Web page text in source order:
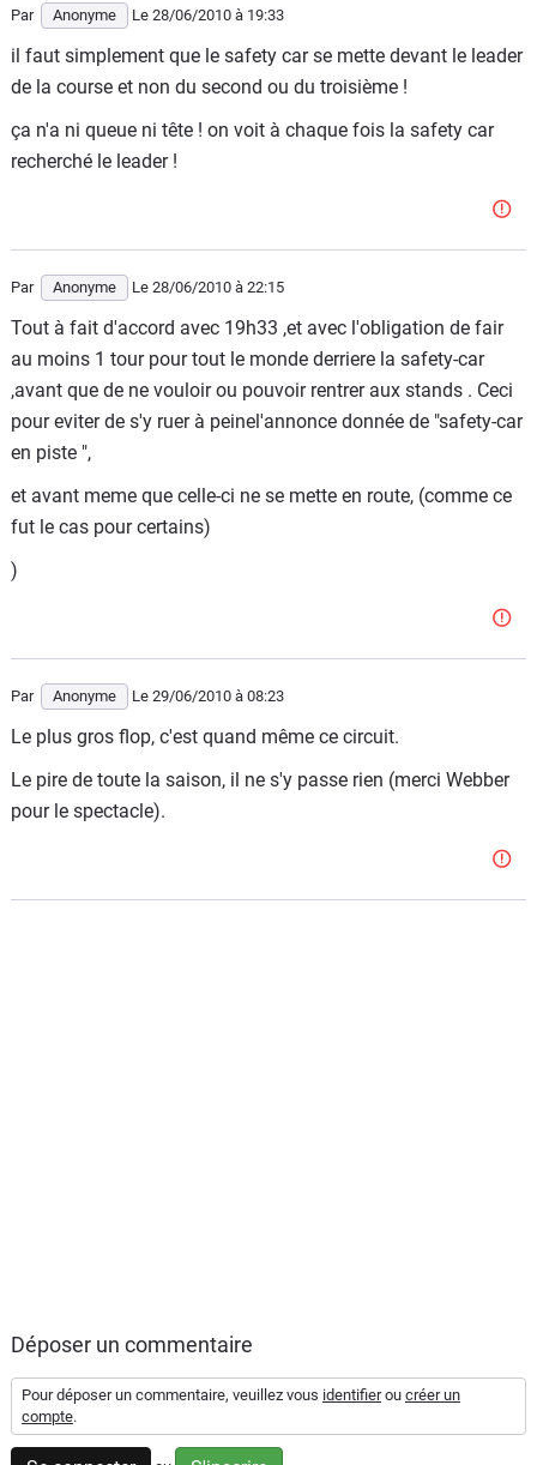
Par Anonyme Le 28/06/2010 à 19:33
il faut simplement que le safety car se mette devant le leader
de la course et non du second ou du troisième !
ça n'a ni queue ni tête ! on voit à chaque fois la safety car
recherché le leader !
Par Anonyme Le 28/06/2010 à 22:15
Tout à fait d'accord avec 19h33 ,et avec l'obligation de fair
au moins 1 tour pour tout le monde derriere la safety-car
,avant que de ne vouloir ou pouvoir rentrer aux stands . Ceci
pour eviter de s'y ruer à peinel'annonce donnée de "safety-car
en piste ",
et avant meme que celle-ci ne se mette en route, (comme ce
fut le cas pour certains)
)
Par Anonyme Le 29/06/2010 à 08:23
Le plus gros flop, c'est quand même ce circuit.
Le pire de toute la saison, il ne s'y passe rien (merci Webber
pour le spectacle).
Déposer un commentaire
Pour déposer un commentaire, veuillez vous identifierou créer un
compte.